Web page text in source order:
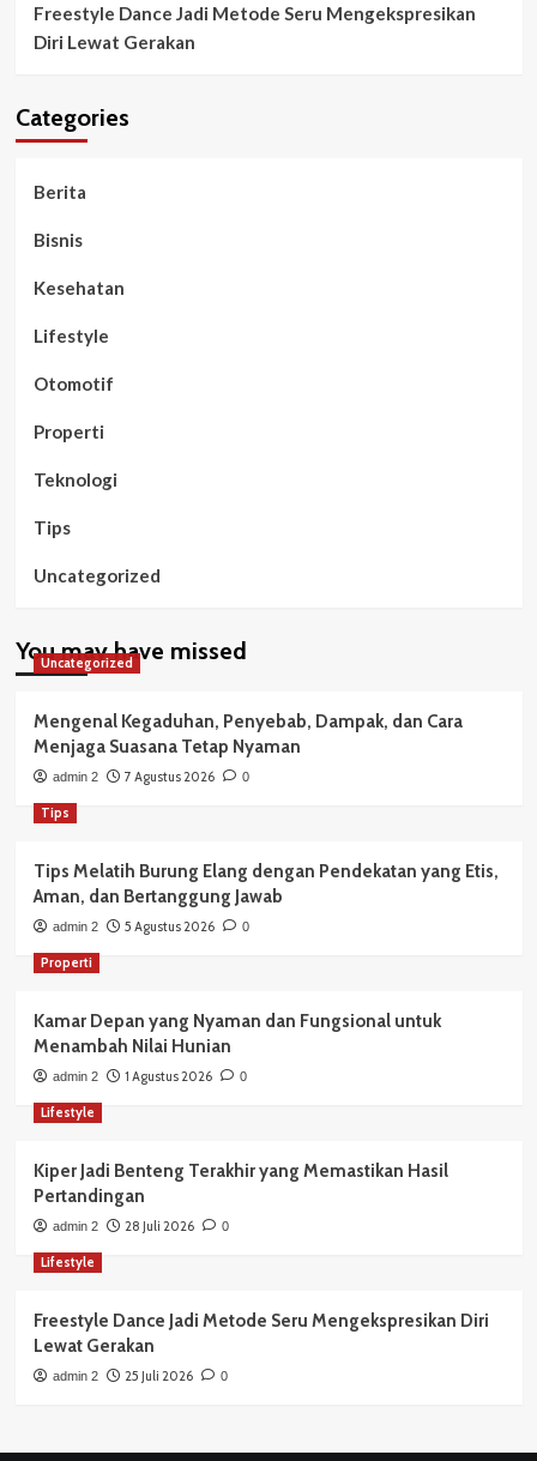
Freestyle Dance Jadi Metode Seru Mengekspresikan
Diri Lewat Gerakan
Categories
Berita
Bisnis
Kesehatan
Lifestyle
Otomotif
Properti
Teknologi
Tips
Uncategorized
You may have missed
Uncategorized
Mengenal Kegaduhan, Penyebab, Dampak, dan Cara
Menjaga Suasana Tetap Nyaman
admin 2 7 Agustus 2026 0
Tips
Tips Melatih Burung Elang dengan Pendekatan yang Etis,
Aman, dan Bertanggung Jawab
admin 2 5 Agustus 2026 0
Properti
Kamar Depan yang Nyaman dan Fungsional untuk
Menambah Nilai Hunian
admin 2 1 Agustus 2026 0
Lifestyle
Kiper Jadi Benteng Terakhir yang Memastikan Hasil
Pertandingan
admin 2 28 Juli 2026 0
Lifestyle
Freestyle Dance Jadi Metode Seru Mengekspresikan Diri
Lewat Gerakan
admin 2 25 Juli 2026 0